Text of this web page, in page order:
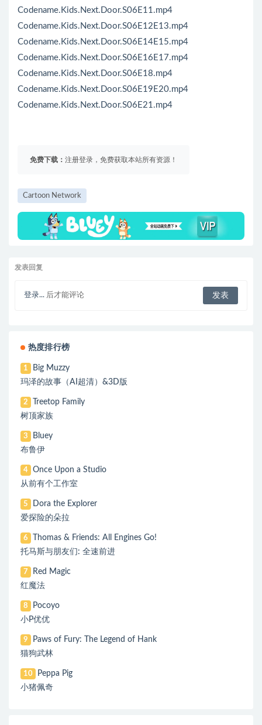
Codename.Kids.Next.Door.S06E11.mp4
Codename.Kids.Next.Door.S06E12E13.mp4
Codename.Kids.Next.Door.S06E14E15.mp4
Codename.Kids.Next.Door.S06E16E17.mp4
Codename.Kids.Next.Door.S06E18.mp4
Codename.Kids.Next.Door.S06E19E20.mp4
Codename.Kids.Next.Door.S06E21.mp4
免费下载： 注册登录，免费获取本站所有资源！
Cartoon Network
发表回复
登录... 后才能评论
热度排行榜
1
Big Muzzy
玛泽的故事（AI超清）&3D版
2
Treetop Family
树顶家族
3
Bluey
布鲁伊
4
Once Upon a Studio
从前有个工作室
5
Dora the Explorer
爱探险的朵拉
6
Thomas & Friends: All Engines Go!
托马斯与朋友们: 全速前进
7
Red Magic
红魔法
8
Pocoyo
小P优优
9
Paws of Fury: The Legend of Hank
猫狗武林
10
Peppa Pig
小猪佩奇